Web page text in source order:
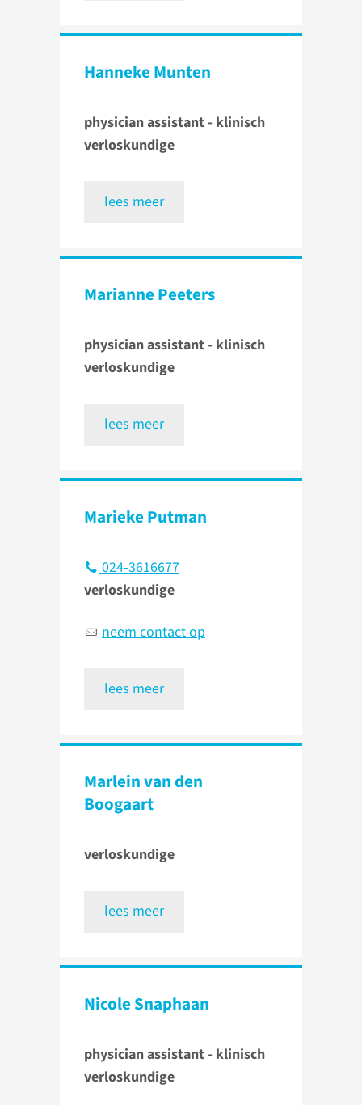
Hanneke Munten
physician assistant - klinisch
verloskundige
lees meer
Marianne Peeters
physician assistant - klinisch
verloskundige
lees meer
Marieke Putman
024-3616677
verloskundige
neem contact op
lees meer
Marlein van den
Boogaart
verloskundige
lees meer
Nicole Snaphaan
physician assistant - klinisch
verloskundige